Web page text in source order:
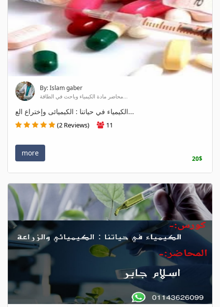
By: Islam gaber
محاضر مادة الكيمياء وباحث في الطاقة...
الكيمياء في حياتنا : الكيميائى وإختراع الع...
(2 Reviews) 11
more
20$